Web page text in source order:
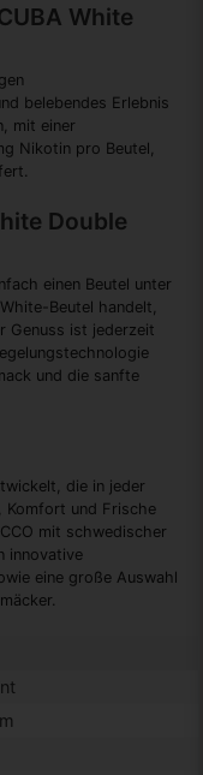
White
belebendes Erlebnis
mit einer
Nikotin pro Beutel,
Double
einen Beutel unter
Beutel handelt,
Genuss ist jederzeit
und die sanfte
die in jeder
Komfort und Frische
mit schwedischer
innovative
eine große Auswahl